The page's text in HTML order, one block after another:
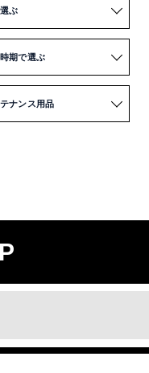
ぶ
期で選ぶ
ナンス用品